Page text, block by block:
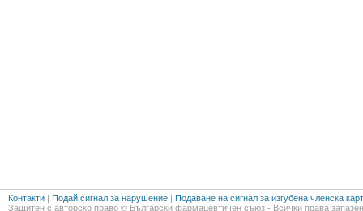
Контакти | Подай сигнал за нарушение | Подаване на сигнал за изгубена членска
Защитен с авторско право © Български фармацевтичен съюз - Всички права